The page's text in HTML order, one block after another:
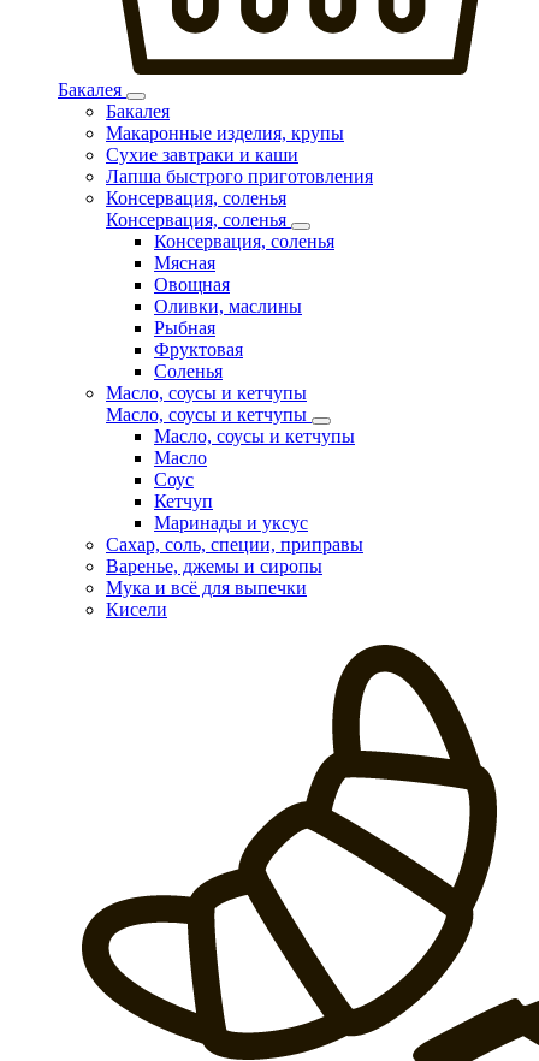
Бакалея
Бакалея
Макаронные изделия, крупы
Сухие завтраки и каши
Лапша быстрого приготовления
Консервация, соленья
Консервация, соленья
Консервация, соленья
Мясная
Овощная
Оливки, маслины
Рыбная
Фруктовая
Соленья
Масло, соусы и кетчупы
Масло, соусы и кетчупы
Масло, соусы и кетчупы
Масло
Соус
Кетчуп
Маринады и уксус
Сахар, соль, специи, приправы
Варенье, джемы и сиропы
Мука и всё для выпечки
Кисели